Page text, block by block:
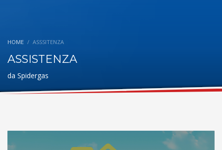
HOME ASSSITENZA
ASSISTENZA
da Spidergas